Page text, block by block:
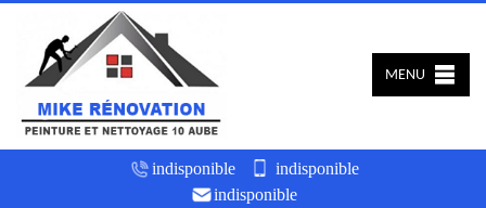
indisponible
indisponible
indisponible
MENU